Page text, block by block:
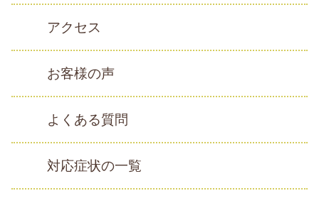
アクセス
お客様の声
よくある質問
対応症状の一覧